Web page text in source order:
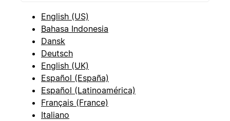
English (US)
Bahasa Indonesia
Dansk
Deutsch
English (UK)
Español (España)
Español (Latinoamérica)
Français (France)
Italiano